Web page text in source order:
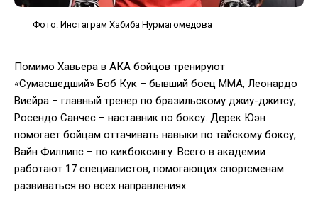
Фото: Инстаграм Хабиба Нурмагомедова
Помимо Хавьера в АКА бойцов тренируют
«Сумасшедший» Боб Кук – бывший боец ММА, Леонардо
Виейра – главный тренер по бразильскому джиу-джитсу,
Росендо Санчес – наставник по боксу. Дерек Юэн
помогает бойцам оттачивать навыки по тайскому боксу,
Вайн Филлипс – по кикбоксингу. Всего в академии
работают 17 специалистов, помогающих спортсменам
развиваться во всех направлениях.